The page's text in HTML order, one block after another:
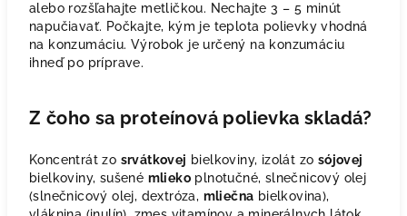
alebo rozšľahajte metličkou. Nechajte 3 – 5 minút
napučiavať. Počkajte, kým je teplota polievky vhodná
na konzumáciu. Výrobok je určený na konzumáciu
ihneď po príprave.
Z čoho sa proteínová polievka skladá?
Koncentrát zo srvátkovej bielkoviny, izolát zo sójovej
bielkoviny, sušené mlieko plnotučné, slnečnicový olej
(slnečnicový olej, dextróza, mliečna bielkovina),